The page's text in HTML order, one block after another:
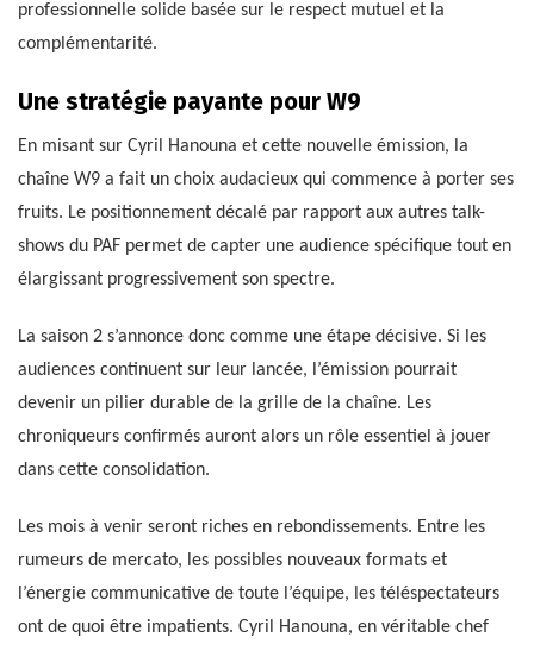
professionnelle solide basée sur le respect mutuel et la
complémentarité.
Une stratégie payante pour W9
En misant sur Cyril Hanouna et cette nouvelle émission, la
chaîne W9 a fait un choix audacieux qui commence à porter ses
fruits. Le positionnement décalé par rapport aux autres talk-
shows du PAF permet de capter une audience spécifique tout en
élargissant progressivement son spectre.
La saison 2 s’annonce donc comme une étape décisive. Si les
audiences continuent sur leur lancée, l’émission pourrait
devenir un pilier durable de la grille de la chaîne. Les
chroniqueurs confirmés auront alors un rôle essentiel à jouer
dans cette consolidation.
Les mois à venir seront riches en rebondissements. Entre les
rumeurs de mercato, les possibles nouveaux formats et
l’énergie communicative de toute l’équipe, les téléspectateurs
ont de quoi être impatients. Cyril Hanouna, en véritable chef